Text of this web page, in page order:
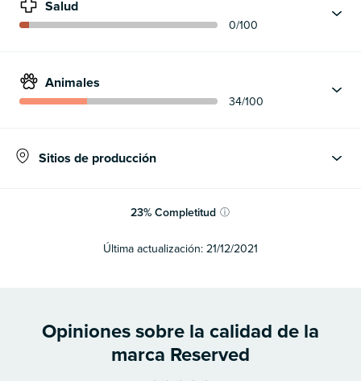
Salud
0/100
Animales
34/100
Sitios de producción
23% Completitud ⓘ
Última actualización: 21/12/2021
Opiniones sobre la calidad de la
marca Reserved